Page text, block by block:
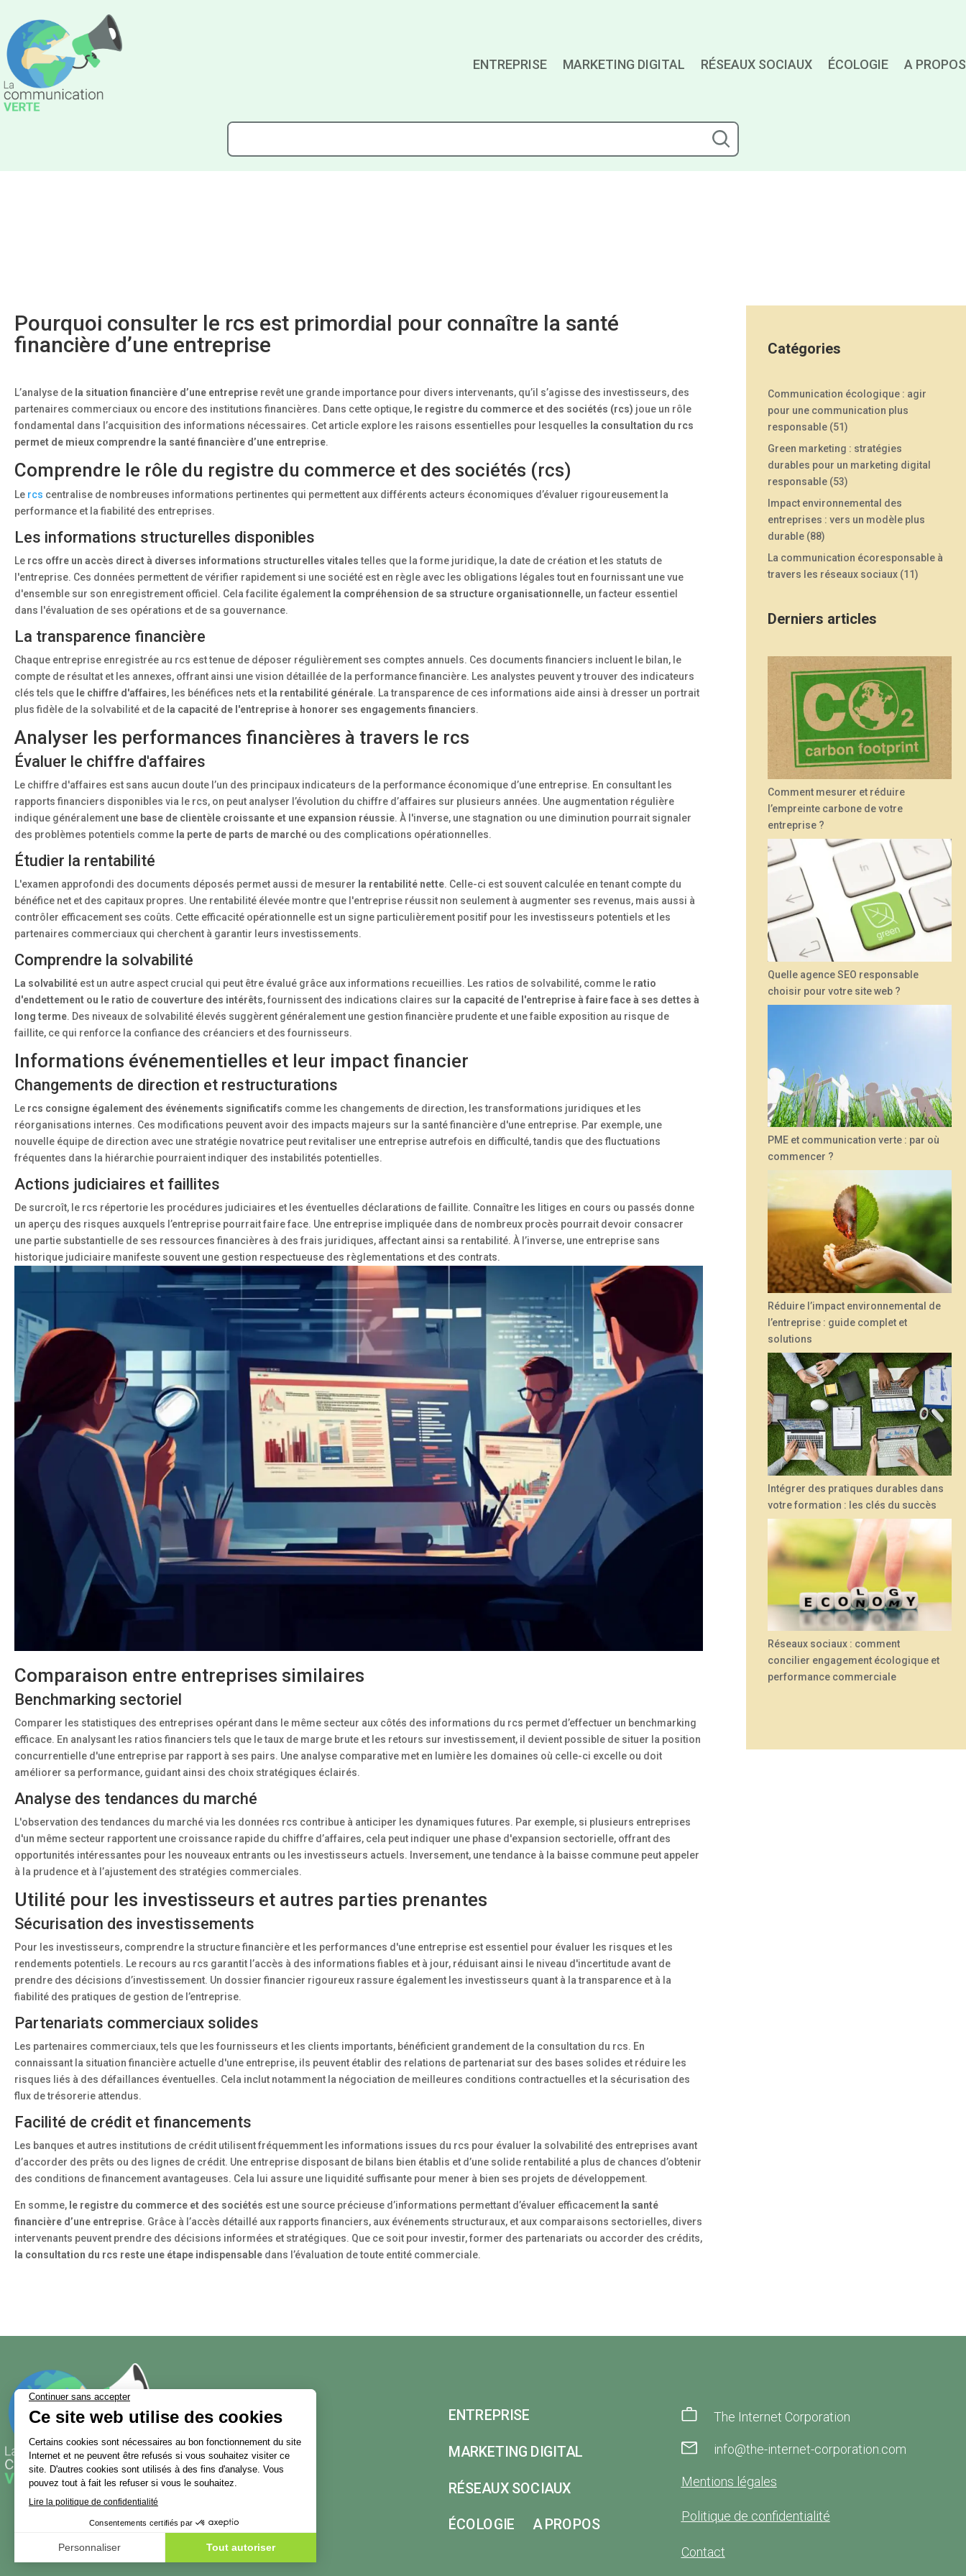
ENTREPRISE MARKETING DIGITAL RÉSEAUX SOCIAUX ÉCOLOGIE A PROPOS
Pourquoi consulter le rcs est primordial pour connaître la santé
financière d’une entreprise
L’analyse de la situation financière d’une entreprise revêt une grande importance pour divers intervenants, qu’il s’agisse des investisseurs, des
partenaires commerciaux ou encore des institutions financières. Dans cette optique, le registre du commerce et des sociétés (rcs) joue un rôle
fondamental dans l’acquisition des informations nécessaires. Cet article explore les raisons essentielles pour lesquelles la consultation du rcs
permet de mieux comprendre la santé financière d’une entreprise.
Comprendre le rôle du registre du commerce et des sociétés (rcs)
Le rcs centralise de nombreuses informations pertinentes qui permettent aux différents acteurs économiques d’évaluer rigoureusement la
performance et la fiabilité des entreprises.
Les informations structurelles disponibles
Le rcs offre un accès direct à diverses informations structurelles vitalestelles que la forme juridique, la date de création et les statuts de
l'entreprise. Ces données permettent de vérifier rapidement si une société est en règle avec les obligations légales tout en fournissant une vue
d'ensemble sur son enregistrement officiel. Cela facilite également la compréhension de sa structure organisationnelle, un facteur essentiel
dans l'évaluation de ses opérations et de sa gouvernance.
La transparence financière
Chaque entreprise enregistrée au rcs est tenue de déposer régulièrement ses comptes annuels. Ces documents financiers incluent le bilan, le
compte de résultat et les annexes, offrant ainsi une vision détaillée de la performance financière. Les analystes peuvent y trouver des indicateurs
clés tels que le chiffre d'affaires, les bénéfices nets et la rentabilité générale. La transparence de ces informations aide ainsi à dresser un portrait
plus fidèle de la solvabilité et de la capacité de l'entreprise à honorer ses engagements financiers.
Analyser les performances financières à travers le rcs
Évaluer le chiffre d'affaires
Le chiffre d'affaires est sans aucun doute l’un des principaux indicateurs de la performance économique d’une entreprise. En consultant les
rapports financiers disponibles via le rcs, on peut analyser l’évolution du chiffre d’affaires sur plusieurs années. Une augmentation régulière
indique généralement une base de clientèle croissante et une expansion réussie. À l'inverse, une stagnation ou une diminution pourrait signaler
des problèmes potentiels comme la perte de parts de marché ou des complications opérationnelles.
Étudier la rentabilité
L'examen approfondi des documents déposés permet aussi de mesurer la rentabilité nette. Celle-ci est souvent calculée en tenant compte du
bénéfice net et des capitaux propres. Une rentabilité élevée montre que l'entreprise réussit non seulement à augmenter ses revenus, mais aussi à
contrôler efficacement ses coûts. Cette efficacité opérationnelle est un signe particulièrement positif pour les investisseurs potentiels et les
partenaires commerciaux qui cherchent à garantir leurs investissements.
Comprendre la solvabilité
La solvabilité est un autre aspect crucial qui peut être évalué grâce aux informations recueillies. Les ratios de solvabilité, comme le ratio
d'endettement ou le ratio de couverture des intérêts, fournissent des indications claires sur la capacité de l'entreprise à faire face à ses dettes à
long terme. Des niveaux de solvabilité élevés suggèrent généralement une gestion financière prudente et une faible exposition au risque de
faillite, ce qui renforce la confiance des créanciers et des fournisseurs.
Informations événementielles et leur impact financier
Changements de direction et restructurations
Le rcs consigne également des événements significatifs comme les changements de direction, les transformations juridiques et les
réorganisations internes. Ces modifications peuvent avoir des impacts majeurs sur la santé financière d'une entreprise. Par exemple, une
nouvelle équipe de direction avec une stratégie novatrice peut revitaliser une entreprise autrefois en difficulté, tandis que des fluctuations
fréquentes dans la hiérarchie pourraient indiquer des instabilités potentielles.
Actions judiciaires et faillites
De surcroît, le rcs répertorie les procédures judiciaires et les éventuelles déclarations de faillite. Connaître les litiges en cours ou passés donne
un aperçu des risques auxquels l’entreprise pourrait faire face. Une entreprise impliquée dans de nombreux procès pourrait devoir consacrer
une partie substantielle de ses ressources financières à des frais juridiques, affectant ainsi sa rentabilité. À l’inverse, une entreprise sans
historique judiciaire manifeste souvent une gestion respectueuse des règlementations et des contrats.
Comparaison entre entreprises similaires
Benchmarking sectoriel
Comparer les statistiques des entreprises opérant dans le même secteur aux côtés des informations du rcs permet d’effectuer un benchmarking
efficace. En analysant les ratios financiers tels que le taux de marge brute et les retours sur investissement, il devient possible de situer la position
concurrentielle d'une entreprise par rapport à ses pairs. Une analyse comparative met en lumière les domaines où celle-ci excelle ou doit
améliorer sa performance, guidant ainsi des choix stratégiques éclairés.
Analyse des tendances du marché
L'observation des tendances du marché via les données rcs contribue à anticiper les dynamiques futures. Par exemple, si plusieurs entreprises
d'un même secteur rapportent une croissance rapide du chiffre d’affaires, cela peut indiquer une phase d'expansion sectorielle, offrant des
opportunités intéressantes pour les nouveaux entrants ou les investisseurs actuels. Inversement, une tendance à la baisse commune peut appeler
à la prudence et à l’ajustement des stratégies commerciales.
Utilité pour les investisseurs et autres parties prenantes
Sécurisation des investissements
Pour les investisseurs, comprendre la structure financière et les performances d'une entreprise est essentiel pour évaluer les risques et les
rendements potentiels. Le recours au rcs garantit l’accès à des informations fiables et à jour, réduisant ainsi le niveau d'incertitude avant de
prendre des décisions d’investissement. Un dossier financier rigoureux rassure également les investisseurs quant à la transparence et à la
fiabilité des pratiques de gestion de l’entreprise.
Partenariats commerciaux solides
Les partenaires commerciaux, tels que les fournisseurs et les clients importants, bénéficient grandement de la consultation du rcs. En
connaissant la situation financière actuelle d'une entreprise, ils peuvent établir des relations de partenariat sur des bases solides et réduire les
risques liés à des défaillances éventuelles. Cela inclut notamment la négociation de meilleures conditions contractuelles et la sécurisation des
flux de trésorerie attendus.
Facilité de crédit et financements
Les banques et autres institutions de crédit utilisent fréquemment les informations issues du rcs pour évaluer la solvabilité des entreprises avant
d’accorder des prêts ou des lignes de crédit. Une entreprise disposant de bilans bien établis et d’une solide rentabilité a plus de chances d’obtenir
des conditions de financement avantageuses. Cela lui assure une liquidité suffisante pour mener à bien ses projets de développement.
En somme, le registre du commerce et des sociétés est une source précieuse d’informations permettant d’évaluer efficacement la santé
financière d’une entreprise. Grâce à l’accès détaillé aux rapports financiers, aux événements structuraux, et aux comparaisons sectorielles, divers
intervenants peuvent prendre des décisions informées et stratégiques. Que ce soit pour investir, former des partenariats ou accorder des crédits,
la consultation du rcs reste une étape indispensable dans l’évaluation de toute entité commerciale.
Catégories
Communication écologique : agir
pour une communication plus
responsable (51)
Green marketing : stratégies
durables pour un marketing digital
responsable (53)
Impact environnemental des
entreprises : vers un modèle plus
durable (88)
La communication écoresponsable à
travers les réseaux sociaux (11)
Derniers articles
Comment mesurer et réduire
l’empreinte carbone de votre
entreprise ?
Quelle agence SEO responsable
choisir pour votre site web ?
PME et communication verte : par où
commencer ?
Réduire l’impact environnemental de
l’entreprise : guide complet et
solutions
Intégrer des pratiques durables dans
votre formation : les clés du succès
Réseaux sociaux : comment
concilier engagement écologique et
performance commerciale
ENTREPRISE
MARKETING DIGITAL
RÉSEAUX SOCIAUX
ÉCOLOGIE A PROPOS
The Internet Corporation
info@the-internet-corporation.com
Mentions légales
Politique de confidentialité
Contact